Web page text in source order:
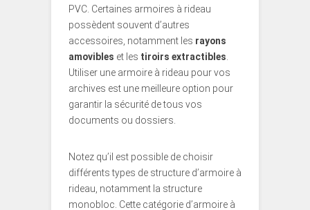
PVC. Certaines armoires à rideau
possèdent souvent d’autres
accessoires, notamment les rayons
amovibles et les tiroirs extractibles
Utiliser une armoire à rideau pour vos
archives est une meilleure option pour
garantir la sécurité de tous vos
documents ou dossiers.
Notez qu’il est possible de choisir
différents types de structure d’armoire à
rideau, notamment la structure
monobloc. Cette catégorie d’armoire à